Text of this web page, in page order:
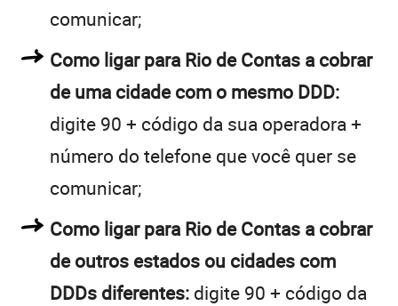
comunicar;
Como ligar para Rio de Contas a cobrar
de uma cidade com o mesmo DDD:
digite 90 + código da sua operadora +
número do telefone que você quer se
comunicar;
Como ligar para Rio de Contas a cobrar
de outros estados ou cidades com
DDDs diferentes: digite 90 + código da